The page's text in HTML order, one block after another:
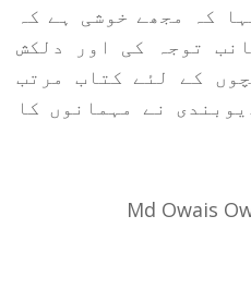
کہ مجھے خوشی ہے کہ
توجہ کی اور دلکش
کے لئے کتاب مرتب
نے مہمانوں کا